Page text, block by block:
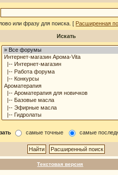
или фразу для поиска. [ Расширенная
Искать
самые точные самые
Текстовая версия